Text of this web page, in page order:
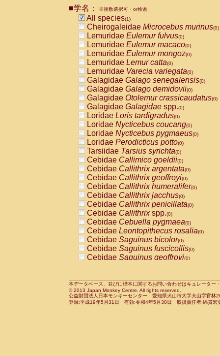
CebidaeCebus nigrivittatus
CebidaeCebus
CebidaeSaimiri boliviensis(0)
CebidaeSaimiri sciureus(0)
AtelidaeAlouatta caraya(0)
AtelidaeAlouatta fusca(0)
AtelidaeAlouatta seniculus
AtelidaeAlouattaspp.(0)
AtelidaeAteles belzebuth(0)
AtelidaeAteles geoffroyi(0)
AtelidaeAteles paniscus(0)
AtelidaeAtelesspp.(0)
Atelidae Lagothrix lagothricha
AtelidaeLagothrix lagothricha cana
PitheciidaeCacajao calvus
PitheciidaeCallicebus cupreus
PitheciidaeCallicebus donacophilus
PitheciidaeCallicebus moloch
PitheciidaeCallicebus torquatus
PitheciidaeCallicebusspp.(0)
PitheciidaeChiropotes satanas(0)
PitheciidaePithecia monachus
PitheciidaePithecia pithecia(0)
CercopithecidaeCercocebus agilis
CercopithecidaeCercocebus
CercopithecidaeCercocebus
CercopithecidaeCercocebus
CercopithecidaeCercocebus
CercopithecidaeCercocebushybrid
CercopithecidaePapio anubis(0)
CercopithecidaePapio cynocephalus
CercopithecidaePapio hamadryas(0)
■学名： ※複数選択可・or検索
All species(1)
Cheirogaleidae Microcebus murinus(0)
Lemuridae Eulemur fulvus(0)
Lemuridae Eulemur macaco(0)
Lemuridae Eulemur mongoz(0)
Lemuridae Lemur catta(0)
Lemuridae Varecia variegata(0)
Galagidae Galago senegalensis(0)
Galagidae Galago demidovii(0)
Galagidae Otolemur crassicaudatus(0)
Galagidae Galagidae spp.(0)
Loridae Loris tardigradus(0)
Loridae Nycticebus coucang(0)
Loridae Nycticebus pygmaeus(0)
Loridae Perodicticus potto(0)
Tarsiidae Tarsius syrichta(0)
Cebidae Callimico goeldii(0)
Cebidae Callithrix argentata(0)
Cebidae Callithrix geoffroyi(0)
Cebidae Callithrix humeralifer(0)
Cebidae Callithrix jacchus(0)
Cebidae Callithrix penicillata(0)
Cebidae Callithrixspp.(0)
Cebidae Cebuella pygmaea(0)
Cebidae Leontopithecus rosalia(0)
Cebidae Saguinus bicolor(0)
Cebidae Saguinus fuscicollis(0)
Cebidae Saguinus geoffroyi(0)
CebidaeSaguinus leucopus(0)
CebidaeSaguinus midas(0)
Cebidae Saguinus mystax(0)
本データベース、並びに標本に関するお問い合わせはキュレータ
© 2013 Japan Monkey Centre. All rights reserved.
公益財団法人日本モンキーセンター 愛知県犬山市大字犬山字官
登録:平成19年5月31日 有効:令和4年5月30日 取扱責任者:綿貫宏